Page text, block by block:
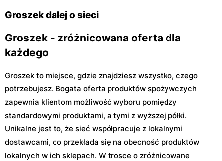
Kobyłka, ul. Nadarzyn 8
Groszek dalej o sieci
Groszek - zróżnicowana oferta dla
każdego
Groszek to miejsce, gdzie znajdziesz wszystko, czego
potrzebujesz. Bogata oferta produktów spożywczych
zapewnia klientom możliwość wyboru pomiędzy
standardowymi produktami, a tymi z wyższej półki.
Unikalne jest to, że sieć współpracuje z lokalnymi
dostawcami, co przekłada się na obecność produktów
lokalnych w ich sklepach. W trosce o zróżnicowane